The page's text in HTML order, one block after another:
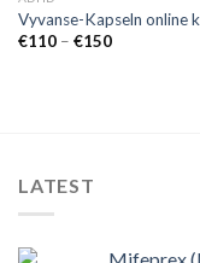
Vyvanse-Kapseln online
€110 – €150Preisspanne:
LATEST